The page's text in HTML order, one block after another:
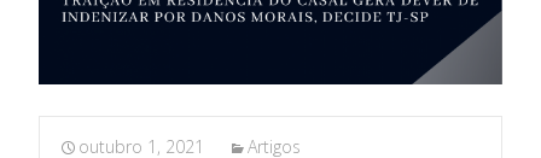
outubro 1, 2021 Artigos